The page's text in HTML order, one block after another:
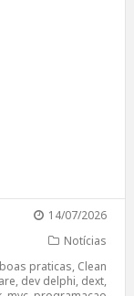
14/07/2026
Notícias
boas praticas, Clean
, dev delphi, dext,